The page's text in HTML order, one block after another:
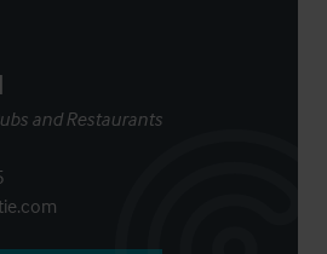
and Restaurants